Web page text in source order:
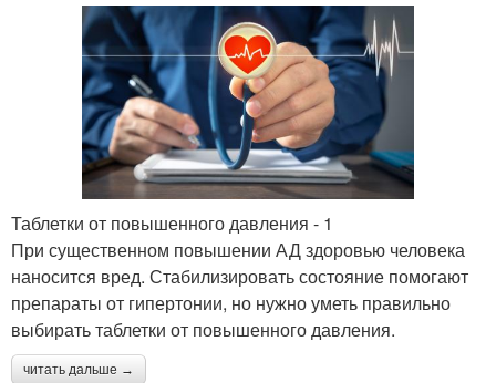
Таблетки от повышенного давления - 1
При существенном повышении АД здоровью человека
наносится вред. Стабилизировать состояние помогают
препараты от гипертонии, но нужно уметь правильно
выбирать таблетки от повышенного давления.
читать дальше →